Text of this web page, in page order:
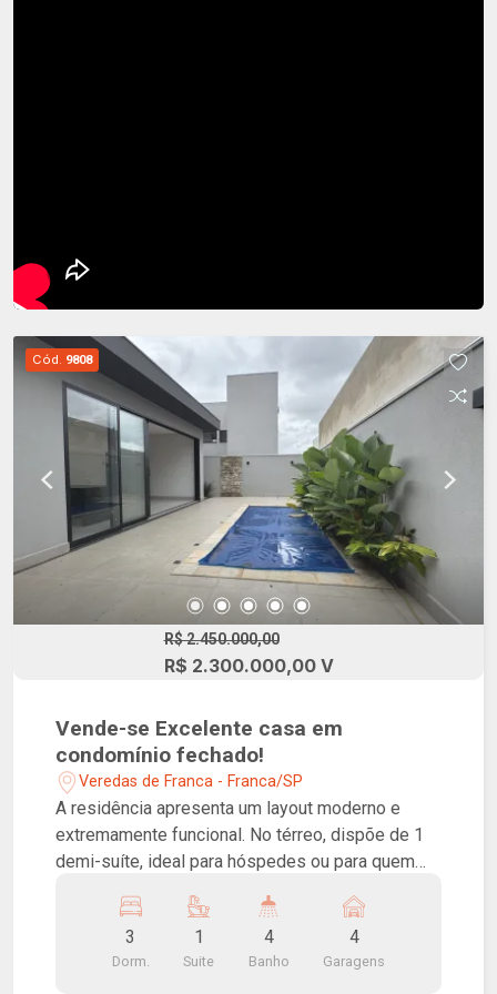
Cód. 9808
R$ 2.450.000,00
R$ 2.300.000,00 V
Vende-se Excelente casa em
condomínio fechado!
Veredas de Franca - Franca/SP
A residência apresenta um layout moderno e
extremamente funcional. No térreo, dispõe de 1
demi-suíte, ideal para hóspedes ou para quem
com pé-direito duplo que garante imponência e
excelente iluminação natural. No piso superior, a
suíte master oferece total privacidade, com
3
Dorm.
1
Suite
4
Banho
4
Garagens